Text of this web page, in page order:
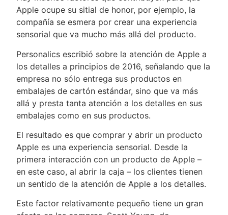
Apple ocupe su sitial de honor, por ejemplo, la
compañía se esmera por crear una experiencia
sensorial que va mucho más allá del producto.
Personalics escribió sobre la atención de Apple a
los detalles a principios de 2016, señalando que la
empresa no sólo entrega sus productos en
embalajes de cartón estándar, sino que va más
allá y presta tanta atención a los detalles en sus
embalajes como en sus productos.
El resultado es que comprar y abrir un producto
Apple es una experiencia sensorial. Desde la
primera interacción con un producto de Apple –
en este caso, al abrir la caja – los clientes tienen
un sentido de la atención de Apple a los detalles.
Este factor relativamente pequeño tiene un gran